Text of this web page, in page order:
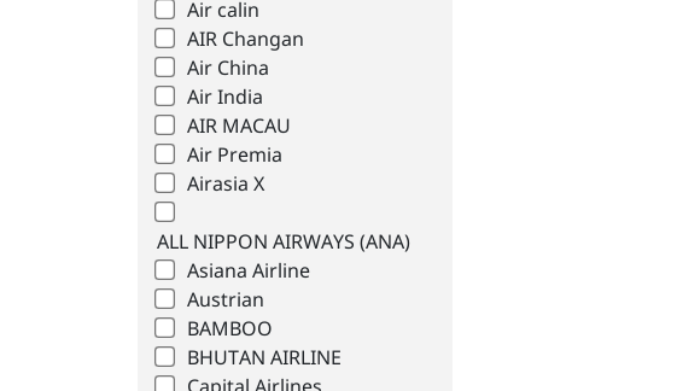
Air calin
AIR Changan
Air China
Air India
AIR MACAU
Air Premia
Airasia X
ALL NIPPON AIRWAYS (ANA)
Asiana Airline
Austrian
BAMBOO
BHUTAN AIRLINE